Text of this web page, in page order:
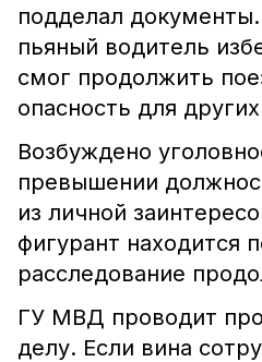
подделал
пьяный водитель
смог продолжить
опасность для
Возбуждено
превышении
из личной
фигурант находится
расследование
ГУ МВД проводит
делу. Если вина